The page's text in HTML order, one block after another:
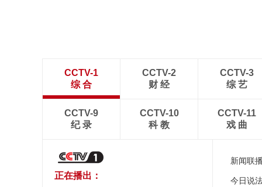
CCTV-1
综 合
CCTV-2
财 经
CCTV-3
综 艺
CCTV-9
纪 录
CCTV-10
科 教
CCTV-11
戏 曲
正在播出：
新闻联
今日说